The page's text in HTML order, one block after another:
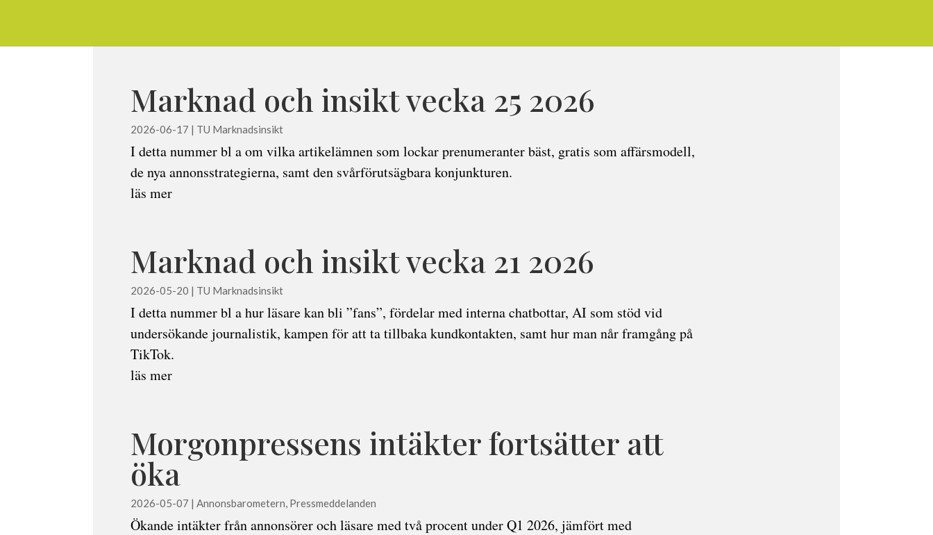
Marknad och insikt vecka 25 2026
2026-06-17 | TU Marknadsinsikt
I detta nummer bl a om vilka artikelämnen som lockar prenumeranter bäst, gratis som affärsmodell,
de nya annonsstrategierna, samt den svårförutsägbara konjunkturen.
läs mer
Marknad och insikt vecka 21 2026
2026-05-20 | TU Marknadsinsikt
I detta nummer bl a hur läsare kan bli ”fans”, fördelar med interna chatbottar, AI som stöd vid
undersökande journalistik, kampen för att ta tillbaka kundkontakten, samt hur man når framgång på
TikTok.
läs mer
Morgonpressens intäkter fortsätter att
öka
2026-05-07 |Annonsbarometern, Pressmeddelanden
Ökande intäkter från annonsörer och läsare med två procent under Q1 2026, jämfört med